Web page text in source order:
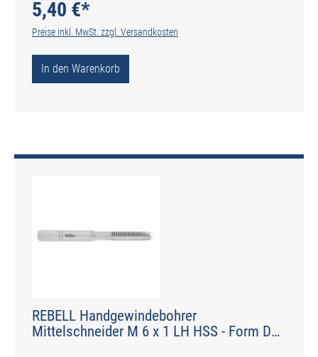
5,40 €*
Preise inkl. MwSt. zzgl. Versandkosten
In den Warenkorb
REBELL Handgewindebohrer
Mittelschneider M 6 x 1 LH HSS - Form D